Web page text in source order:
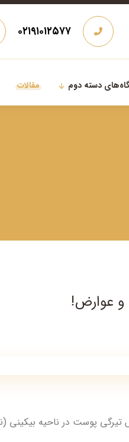
۰۲۱۹۱۰۱۲۵۷۷
دسته دوم مقالات
و عوارض!
پوست در ناحیه بیکینی